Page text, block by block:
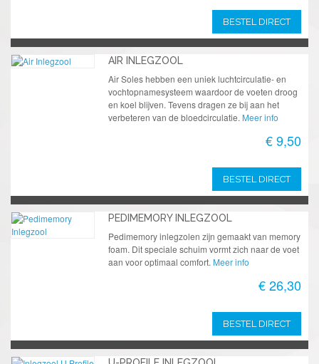
BESTEL DIRECT
AIR INLEGZOOL
Air Soles hebben een uniek luchtcirculatie- en
vochtopnamesysteem waardoor de voeten droog
en koel blijven. Tevens dragen ze bij aan het
verbeteren van de bloedcirculatie. Meer info
€ 9,50
BESTEL DIRECT
PEDIMEMORY INLEGZOOL
Pedimemory inlegzolen zijn gemaakt van memory
foam. Dit speciale schuim vormt zich naar de voet
aan voor optimaal comfort. Meer info
€ 26,30
BESTEL DIRECT